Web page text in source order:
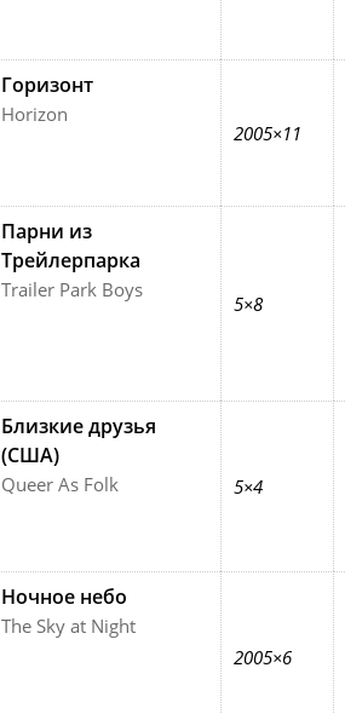
Горизонт
Horizon
2005×11
Парни из
Трейлерпарка
Trailer Park Boys
5×8
Близкие друзья
(США)
Queer As Folk 5×4
Ночное небо
The Sky at Night
2005×6